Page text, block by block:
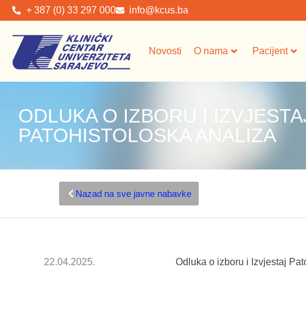
+ 387 (0) 33 297 000 info@kcus.ba
Novosti O nama Pacijent
ODLUKA O IZBORU I
PATOHISTOLOSKA ANALIZA
Nazad na sve javne nabavke
22.04.2025. Odluka o izboru i Izvjestaj